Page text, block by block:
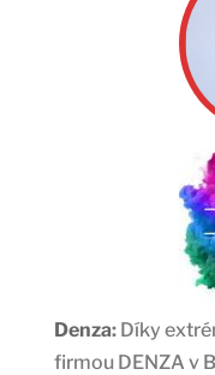
Denza:Díky
firmou DENZA v